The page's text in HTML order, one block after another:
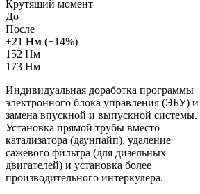
Крутящий момент
До
После
+21 Нм (+14%)
152 Нм
173 Нм
Индивидуальная доработка программы
электронного блока управления (ЭБУ) и
замена впускной и выпускной системы.
Установка прямой трубы вместо
катализатора (даунпайп), удаление
сажевого фильтра (для дизельных
двигателей) и установка более
производительного интеркулера.